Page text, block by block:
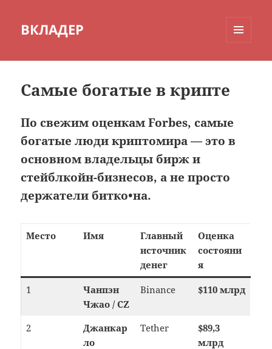
ВКЛАДЕР
Самые богатые в крипте
По свежим оценкам Forbes, самые
богатые люди криптомира — это в
основном владельцы бирж и
стейблкойн-бизнесов, а не просто
держатели битко•на.
Место Имя
Главный
источник
денег
Оценка
состояни
я
1
Чанпэн
Чжао / CZ
Binance $110 млрд
2
Джанкар
ло
Tether
$89,3
млрд